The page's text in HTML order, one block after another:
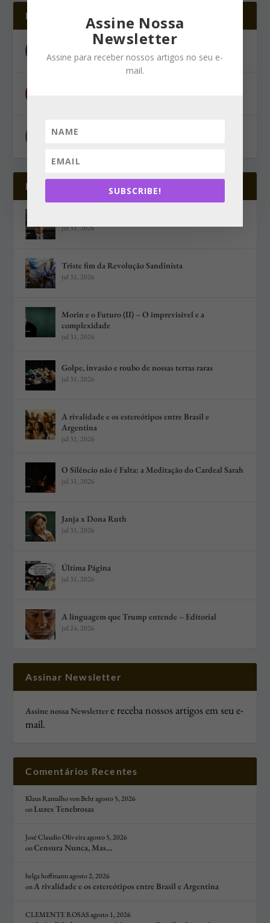
Redes Sociais
Instagram
Postagens Recentes
jul 31, 2026
Triste fim da Revolução Sandinista
jul 31, 2026
Morin e o Futuro (II) – O imprevisível e a
complexidade
jul 31, 2026
Golpe, invasão e roubo de nossas terras raras
jul 31, 2026
A rivalidade e os estereótipos entre Brasil e
Argentina
jul 31, 2026
O Silêncio não é Falta: a Meditação do Cardeal Sarah
jul 31, 2026
Janja x Dona Ruth
jul 31, 2026
Última Página
jul 31, 2026
A linguagem que Trump entende – Editorial
jul 24, 2026
Assinar Newsletter
Assine nossa Newslettere receba nossos artigos em seu e-
mail.
Comentários Recentes
Klaus Ramalho von Behragosto 5, 2026
onLuzes Tenebrosas
José Claudio Oliv eiraagosto 5, 2026
onCensura Nunca, Mas…
helga hoffmannagosto 2, 2026
onA rivalidade e os estereótipos entre Brasil e Argentina
CLEMENTE ROSAS agosto 1, 2026
Assine Nossa
Newsletter
Assine para receber nossos artigos no seu e-
mail.
SUBSCRIBE!